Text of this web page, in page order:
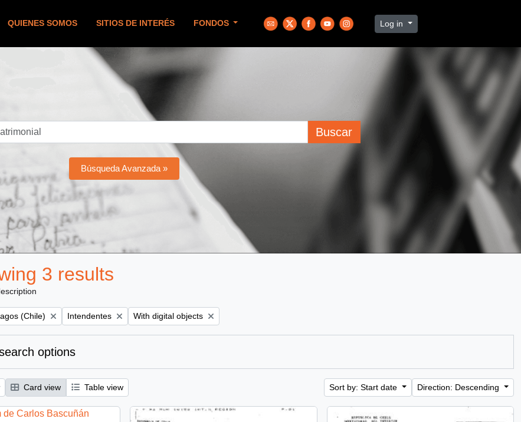
QUIENES SOMOS SITIOS DE INTERÉS FONDOS Log in
Buscar
Búsqueda Avanzada »
3 results
(Chile) Remove filter:
Intendentes Remove filter:
With digital objects
options
Card view Table view Sort by: Start date Direction: Descending